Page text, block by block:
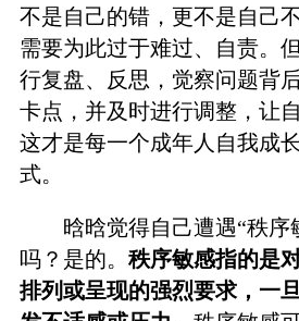
不是自己的错，更不是自己
需要为此过于难过、自责。
行复盘、反思，觉察问题背
卡点，并及时进行调整，让
这才是每一个成年人自我成
式。
晗晗觉得自己遭遇“秩序
吗？是的。 秩序敏感指的是
排列或呈现的强烈要求，一